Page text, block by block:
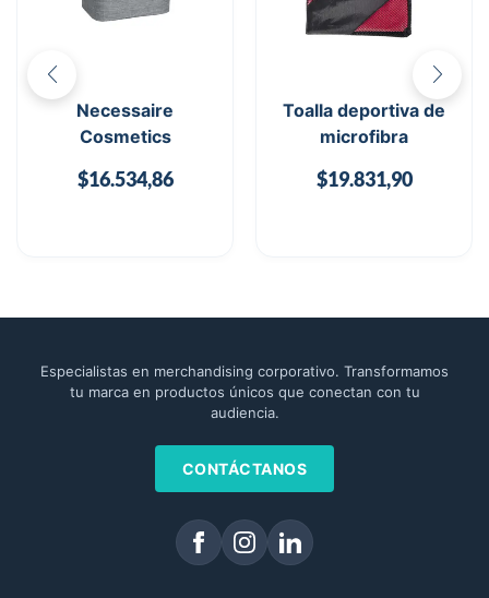
Necessaire
Cosmetics
$16.534,86
Toalla deportiva de
microfibra
$19.831,90
Especialistas en merchandising corporativo. Transformamos
tu marca en productos únicos que conectan con tu
audiencia.
CONTÁCTANOS